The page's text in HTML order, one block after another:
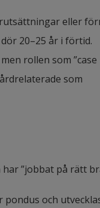
eller
20–25 år i förtid.
rollen som ”case
som
”jobbat på rätt
och